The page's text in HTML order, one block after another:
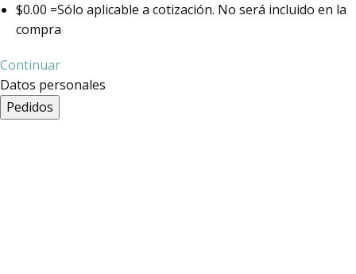
$0.00 =Sólo aplicable a cotización. No será incluido en la
compra
Continuar
Datos personales